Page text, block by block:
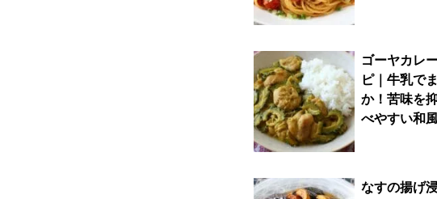
ゴーヤカレ
ピ｜牛乳で
か！苦味を
べやすい和
なすの揚げ